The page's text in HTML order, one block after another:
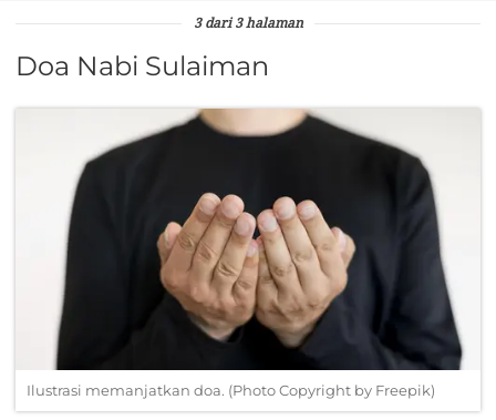
3 dari 3 halaman
Doa Nabi Sulaiman
Ilustrasi memanjatkan doa. (Photo Copyright by Freepik)